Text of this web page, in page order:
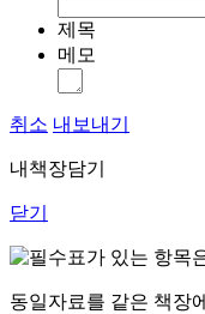
제목
메모
취소 내보내기
내책장담기
닫기
표가 있는 항목
동일자료를 같은 책장